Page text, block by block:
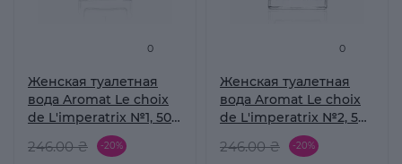
0
Женская туалетная
вода Aromat Le choix
de L'imperatrix №1, 50
246.00 ₴ -20%
0
Женская туалетная
вода Aromat Le choix
de L'imperatrix №2, 50
246.00 ₴ -20%